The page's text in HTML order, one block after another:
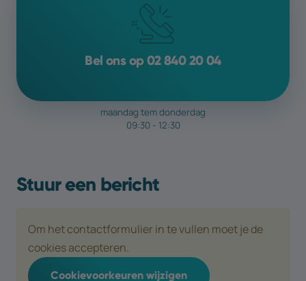
Stuur een bericht
Om het contactformulier in te vullen moet je de
cookies accepteren.
Cookievoorkeuren wijzigen
Bel ons op 02 840 20 04
maandag tem donderdag
09:30 - 12:30